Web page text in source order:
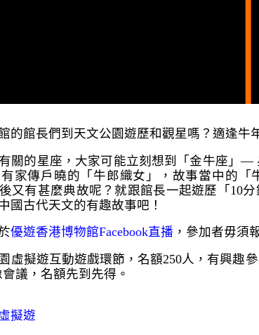
的館長們到天文公園遊歷和觀星嗎？適逢牛
關的星座，大家可能立刻想到「金牛座」—
家傳戶曉的「牛郎織女」，故事當中的「
又有甚麼典故呢？就跟館長一起遊歷「10
國古代天文的有趣故事吧！
優遊香港博物館Facebook直播 ，參加者毋須
虛擬遊互動遊戲環節，名額250人，有興趣
會議 ，名額先到先得。
擬遊